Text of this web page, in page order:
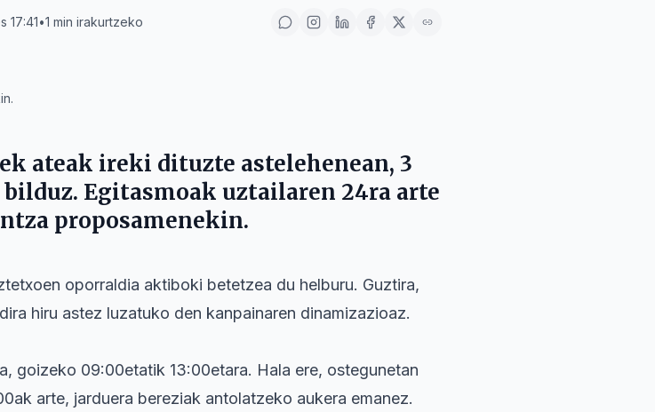
17:41•1 min irakurtzeko
ateak ireki dituzte astelehenean, 3
Egitasmoak uztailaren 24ra arte
proposamenekin.
oporraldia aktiboki betetzea du helburu. Guztira,
hiru astez luzatuko den kanpainaren dinamizazioaz.
goizeko 09:00etatik 13:00etara. Hala ere, ostegunetan
arte, jarduera bereziak antolatzeko aukera emanez.